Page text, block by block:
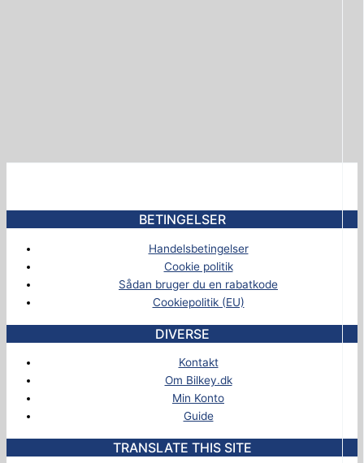
BETINGELSER
Handelsbetingelser
Cookie politik
Sådan bruger du en rabatkode
Cookiepolitik (EU)
DIVERSE
Kontakt
Om Bilkey.dk
Min Konto
Guide
TRANSLATE THIS SITE